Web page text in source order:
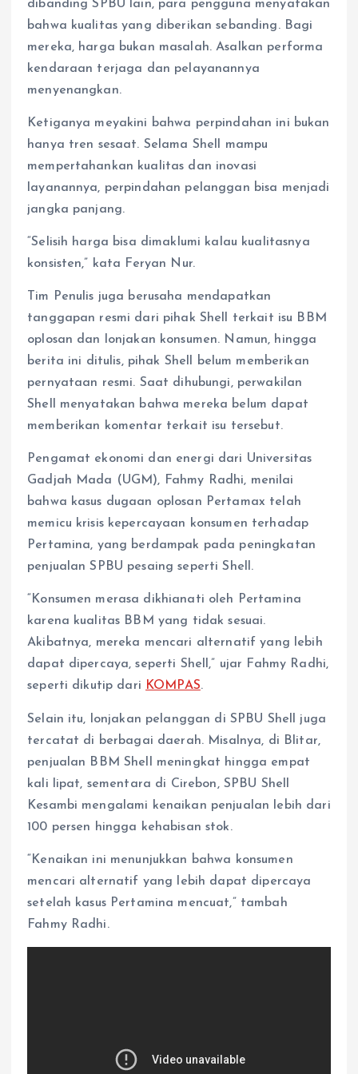
dibanding SPBU lain, para pengguna menyatakan
bahwa kualitas yang diberikan sebanding. Bagi
mereka, harga bukan masalah. Asalkan performa
kendaraan terjaga dan pelayanannya
menyenangkan.
Ketiganya meyakini bahwa perpindahan ini bukan
hanya tren sesaat. Selama Shell mampu
mempertahankan kualitas dan inovasi
layanannya, perpindahan pelanggan bisa menjadi
jangka panjang.
“Selisih harga bisa dimaklumi kalau kualitasnya
konsisten,” kata Feryan Nur.
Tim Penulis juga berusaha mendapatkan
tanggapan resmi dari pihak Shell terkait isu BBM
oplosan dan lonjakan konsumen. Namun, hingga
berita ini ditulis, pihak Shell belum memberikan
pernyataan resmi. Saat dihubungi, perwakilan
Shell menyatakan bahwa mereka belum dapat
memberikan komentar terkait isu tersebut.
Pengamat ekonomi dan energi dari Universitas
Gadjah Mada (UGM), Fahmy Radhi, menilai
bahwa kasus dugaan oplosan Pertamax telah
memicu krisis kepercayaan konsumen terhadap
Pertamina, yang berdampak pada peningkatan
penjualan SPBU pesaing seperti Shell.
“Konsumen merasa dikhianati oleh Pertamina
karena kualitas BBM yang tidak sesuai.
Akibatnya, mereka mencari alternatif yang lebih
dapat dipercaya, seperti Shell,” ujar Fahmy Radhi,
seperti dikutip dari KOMPAS.
Selain itu, lonjakan pelanggan di SPBU Shell juga
tercatat di berbagai daerah. Misalnya, di Blitar,
penjualan BBM Shell meningkat hingga empat
kali lipat, sementara di Cirebon, SPBU Shell
Kesambi mengalami kenaikan penjualan lebih dari
100 persen hingga kehabisan stok.
“Kenaikan ini menunjukkan bahwa konsumen
mencari alternatif yang lebih dapat dipercaya
setelah kasus Pertamina mencuat,” tambah
Fahmy Radhi.